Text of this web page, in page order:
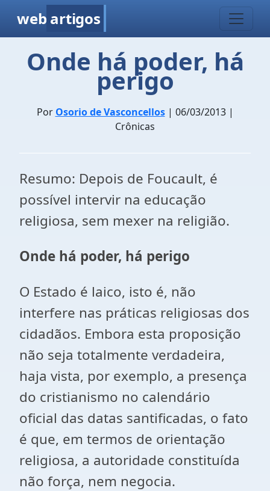
web artigos
Onde há poder, há
perigo
Por Osorio de Vasconcellos| 06/03/2013 |
Crônicas
Resumo: Depois de Foucault, é
possível intervir na educação
religiosa, sem mexer na religião.
Onde há poder, há perigo
O Estado é laico, isto é, não
interfere nas práticas religiosas dos
cidadãos. Embora esta proposição
não seja totalmente verdadeira,
haja vista, por exemplo, a presença
do cristianismo no calendário
oficial das datas santificadas, o fato
é que, em termos de orientação
religiosa, a autoridade constituída
não força, nem negocia.